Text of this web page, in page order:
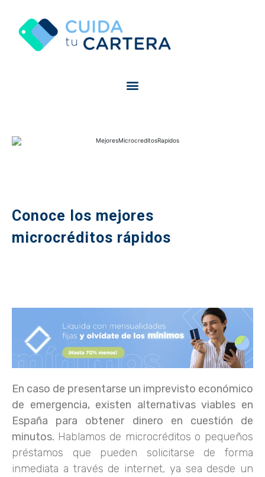
Conoce los mejores
microcréditos rápidos
En caso de presentarse un imprevisto económico
de emergencia, existen alternativas viables en
España para obtener dinero en cuestión de
minutos. Hablamos de microcréditos o pequeños
préstamos que pueden solicitarse de forma
inmediata a través de internet, ya sea desde un